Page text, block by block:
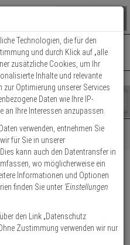
WARENKORB
ist momentan leer.
()
Fertig
- 16:30 | Fr.: 8:00 - 14:00 Uhr
nutzen
20
Technologien, die für den
und durch Klick auf „alle
zusätzliche Cookies, um Ihr
Inhalte und relevante
Optimierung unserer Services
Daten wie Ihre IP-
an Ihre Interessen anzupassen.
Daten verwenden, entnehmen Sie
für Sie in unserer
kann auch den Datentransfer in
wo möglicherweise ein
Informationen und Optionen
finden Sie unter 'Einstellungen
den Link „Datenschutz
Zustimmung verwenden wir nur